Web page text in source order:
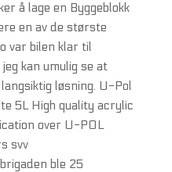
å lage en Byggeblokk
en av de største
var bilen klar til
kan umulig se at
løsning. U-Pol
5L High quality acrylic
over U-POL
svv
ble 25